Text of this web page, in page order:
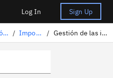
Log In Sign Up
Conservación de datos estructurados / Importar metadatos / Gestión de las importaciones de metadatos existentes